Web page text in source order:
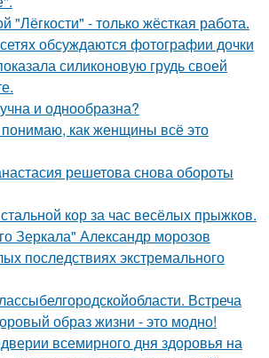
"Лёгкости" - только жёсткая работа.
обсуждаются фотографии дочки
силиконовую грудь своей
и однообразна?
как женщины всё это
решетова снова обороты
кор за час весёлых прыжков.
Зеркала" Александр морозов
последствиях экстремального
Встреча
образ жизни - это модно!
всемирного дня здоровья на